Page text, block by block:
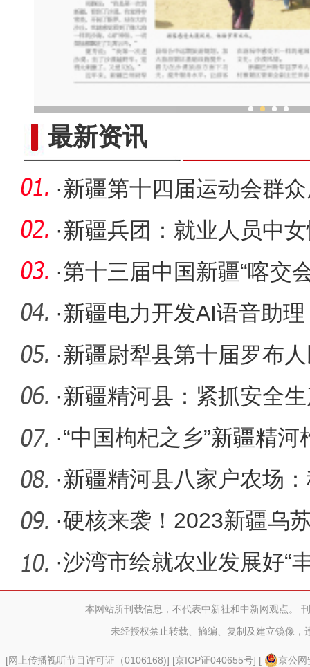
最新资讯
·新疆第十四届运动会群
县举
·新疆兵团：就业人员中
·第十三届中国新疆“喀交
作平台
·新疆电力开发AI语音助
身“智
·新疆尉犁县第十届罗布
幕
·新疆精河县：紧抓安全
安全这根
·“中国枸杞之乡”新疆精
活乡村
·新疆精河县八家户农场
富果”
·硬核来袭！2023新疆乌
幕
·沙湾市绘就农业发展好“
本网站所刊载信息，不代表中新社和中新网观点。
未经授权禁止转载、摘编、复制及建立镜像，
[网上传播视听节目许可证（0106168)] [京ICP证040655号] [
京公